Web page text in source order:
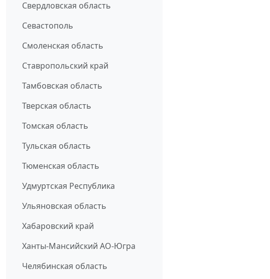
Свердловская область
Севастополь
Смоленская область
Ставропольский край
Тамбовская область
Тверская область
Томская область
Тульская область
Тюменская область
Удмуртская Республика
Ульяновская область
Хабаровский край
Ханты-Мансийский АО-Югра
Челябинская область